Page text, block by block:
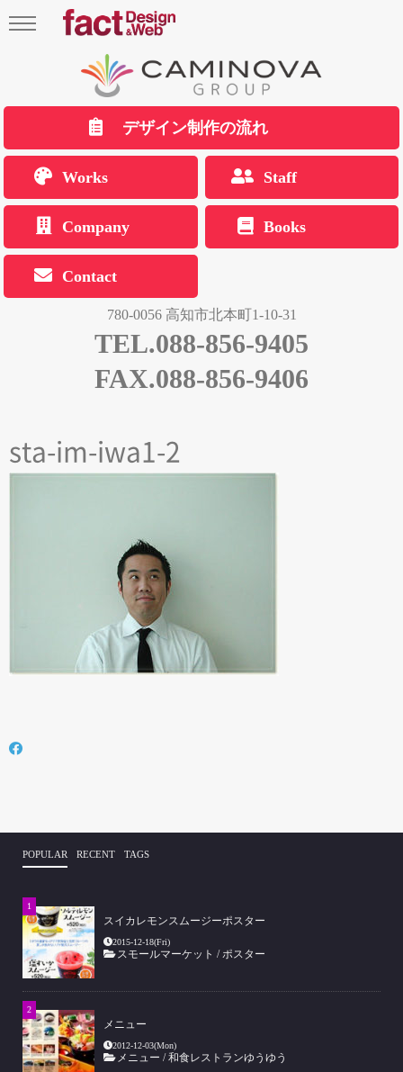
デザイン制作の流れ
Works Staff
Company Books
Contact
780-0056 高知市北本町1-10-31
TEL.088-856-9405
FAX.088-856-9406
sta-im-iwa1-2
POPULAR RECENT TAGS
スイカレモンスムージーポスター
2015-12-18(Fri)
スモールマーケット /ポスター
メニュー
2012-12-03(Mon)
メニュー /和食レストランゆうゆう